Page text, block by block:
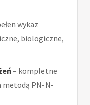
wykaz
biologiczne,
– kompletne
metodą PN-N-